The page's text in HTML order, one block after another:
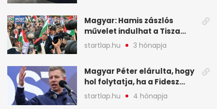
Magyar: Hamis zászlós
művelet indulhat a Tisza
ellen a választás napján - A
hét legfontosabb eseményei
startlap.hu 3 hónapja
Magyar Péter elárulta, hogy
hol folytatja, ha a Fidesz
nyeri a választást - A hét
legfontosabb hírei
startlap.hu 4 hónapja